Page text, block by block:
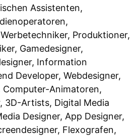
Assistenten,
Produktioner,
Gamedesigner,
Information
Developer, Webdesigner,
Computer-Animatoren,
3D-Artists, Digital Media
Designer, App Designer,
Flexografen,